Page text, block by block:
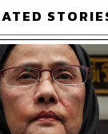
การกระทรวงกล
ตัวมองว่าบางเรื่
ดแล้วจะเป็นเหมื
อบ ทั้งที่ความจริง
นโยบายของรัฐบ
นบทพิสูจน์หนึ่งว่า
เพียงใด